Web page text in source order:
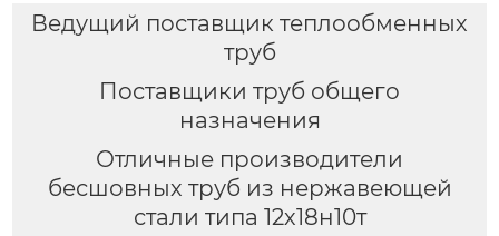
Ведущий поставщик теплообменных
труб
Поставщики труб общего
назначения
Отличные производители
бесшовных труб из нержавеющей
стали типа 12х18н10т